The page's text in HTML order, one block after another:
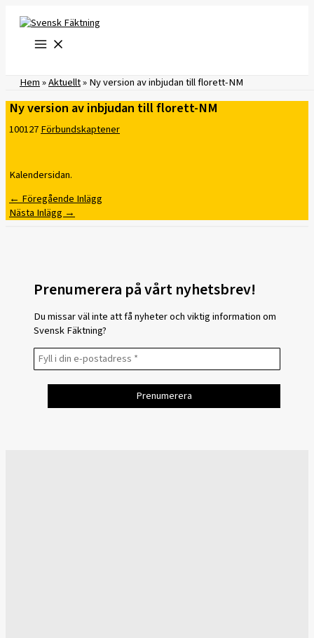
innehåll
Hem»Aktuellt»Ny version av inbjudan till florett-NM
Ny version av inbjudan till florett-NM
100127Förbundskaptener
Kalendersidan.
←Föregående Inlägg
Nästa Inlägg→
Prenumerera på vårt nyhetsbrev!
Du missar väl inte att få nyheter och viktig information om
Svensk Fäktning?